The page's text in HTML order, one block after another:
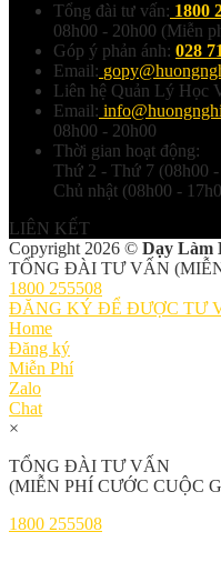
Tổng đài tư vấn: 1800
08h00 - 20h00 (Miễn
Góp ý phản ánh: 028
Email:
Liên hệ Quản Lý Học
Email:
08h00 - 20h00
Thời gian hoạt động:
Thứ 2 - Thứ 7 (08h00
Chủ nhật (08h00 -
LIÊN KẾT
Copyright 2026 © Dạy Làm
TỔNG ĐÀI TƯ VẤN
1800 255508
ĐĂNG KÝ ĐỂ ĐƯỢC TƯ
Home
Đăng ký
Miễn Phí
Zalo
Chat
×
TỔNG ĐÀI TƯ VẤN
(MIỄN PHÍ CƯỚC CUỘC
1800 255508